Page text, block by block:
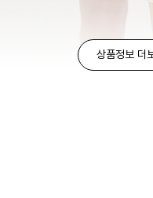
상품정보 더